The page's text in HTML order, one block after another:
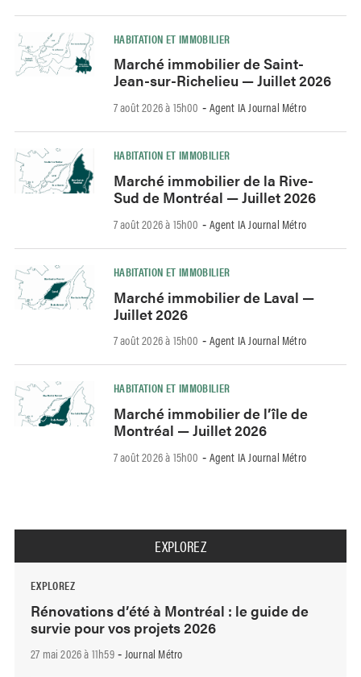
HABITATION ET IMMOBILIER
Marché immobilier de Saint-
Jean-sur-Richelieu — Juillet 2026
7 août 2026 à 15h00 - Agent IA Journal Métro
HABITATION ET IMMOBILIER
Marché immobilier de la Rive-
Sud de Montréal — Juillet 2026
7 août 2026 à 15h00 - Agent IA Journal Métro
HABITATION ET IMMOBILIER
Marché immobilier de Laval —
Juillet 2026
7 août 2026 à 15h00 - Agent IA Journal Métro
HABITATION ET IMMOBILIER
Marché immobilier de l’île de
Montréal — Juillet 2026
7 août 2026 à 15h00 - Agent IA Journal Métro
EXPLOREZ
EXPLOREZ
Rénovations d’été à Montréal : le guide de
survie pour vos projets 2026
27 mai 2026 à 11h59- Journal Métro